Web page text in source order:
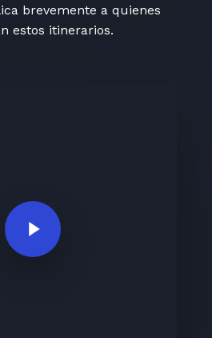
brevemente a quienes
estos itinerarios.
Play Video